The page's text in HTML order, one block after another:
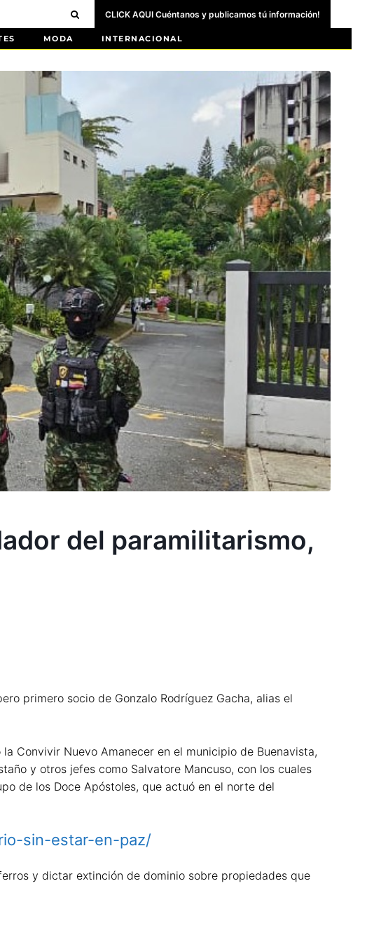
CLICK AQUI Cuéntanos y publicamos tú información!
MODA INTERNACIONAL
del paramilitarismo,
primero socio de Gonzalo Rodríguez Gacha, alias el
Convivir Nuevo Amanecer en el municipio de Buenavista,
y otros jefes como Salvatore Mancuso, con los cuales
de los Doce Apóstoles, que actuó en el norte del
sin-estar-en-paz/
y dictar extinción de dominio sobre propiedades que